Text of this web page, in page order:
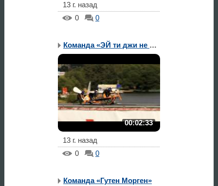
13 г. назад
0
0
Команда «ЭЙ ти джи не Ж...
00:02:33
13 г. назад
0
0
Команда «Гутен Морген»